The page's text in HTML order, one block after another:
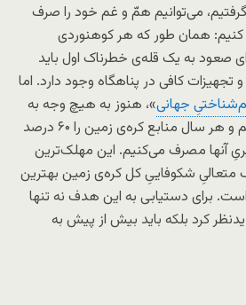
می‌توانیم همّ و غم خود را صرف
همان طور که هر کوهنوردی
صعود به یک قله‌ی خطرناک اول باید
کافی در پناهگاه وجود دارد. اما
جهانی»، هنوز به هیچ وجه به
این هدف نزدیک نشده‌ایم و هر سال منابع کره‌ی زمین را ۶۰ درصد
آنها مصرف می‌کنیم. این مهلک‌ترین
شکوفاییِ کل کره‌ی زمین بهترین
برای دستیابی به این هدف نه تنها
کرد بلکه باید بیش از پیش به